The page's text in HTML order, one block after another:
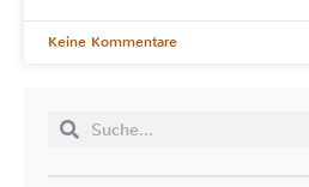
Keine Kommentare